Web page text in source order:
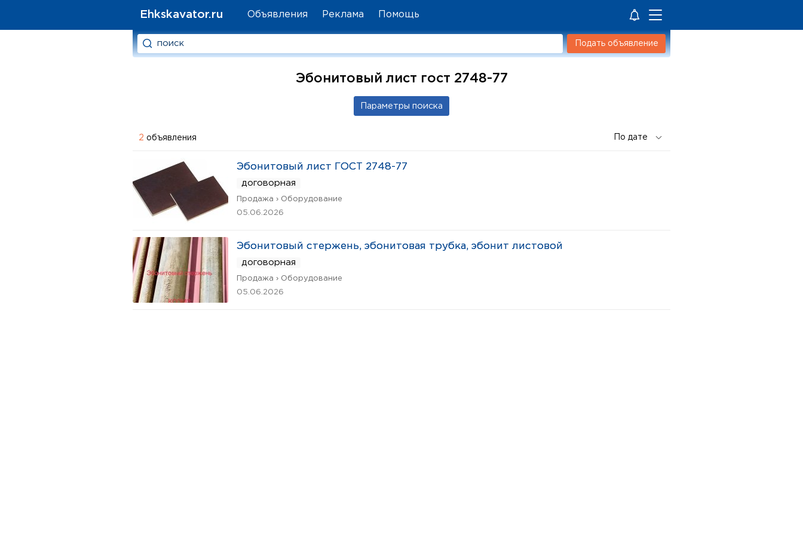
Ehkskavator.ru Объявления Реклама Помощь
Подать объявление
Эбонитовый лист гост 2748-77
2 объявления
Эбонитовый лист ГОСТ 2748-77
договорная
Продажа › Оборудование
05.06.2026
Эбонитовый стержень, эбонитовая трубка, эбонит листовой
договорная
Продажа › Оборудование
05.06.2026